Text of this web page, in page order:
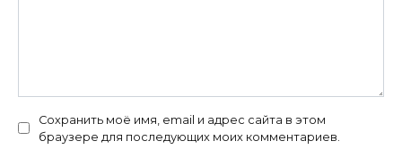
Сохранить моё имя, email и адрес сайта в этом
браузере для последующих моих комментариев.